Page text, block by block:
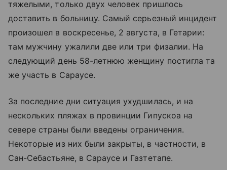
тяжелыми, только двух человек пришлось
доставить в больницу. Самый серьезный инцидент
произошел в воскресенье, 2 августа, в Гетарии:
там мужчину ужалили две или три физалии. На
следующий день 58-летнюю женщину постигла та
же участь в Сараусе.
За последние дни ситуация ухудшилась, и на
нескольких пляжах в провинции Гипускоа на
севере страны были введены ограничения.
Некоторые из них были закрыты, в частности, в
Сан-Себастьяне, в Сараусе и Газтетапе.